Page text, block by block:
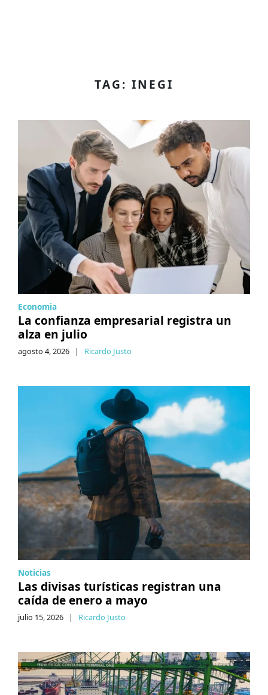
TAG: INEGI
Economia
La confianza empresarial registra un
alza en julio
agosto 4, 2026 | Ricardo Justo
Noticias
Las divisas turísticas registran una
caída de enero a mayo
julio 15, 2026 | Ricardo Justo